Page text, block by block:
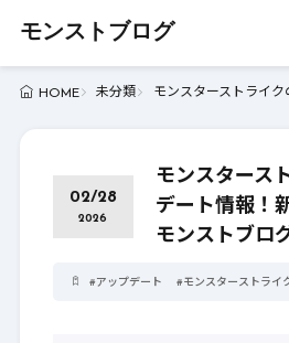
モンストブログ
HOME 未分類 モンスターストライ
02/28
2026
モンスタース
デート情報！
モンストブロ
#アップデート #モンスターストライ